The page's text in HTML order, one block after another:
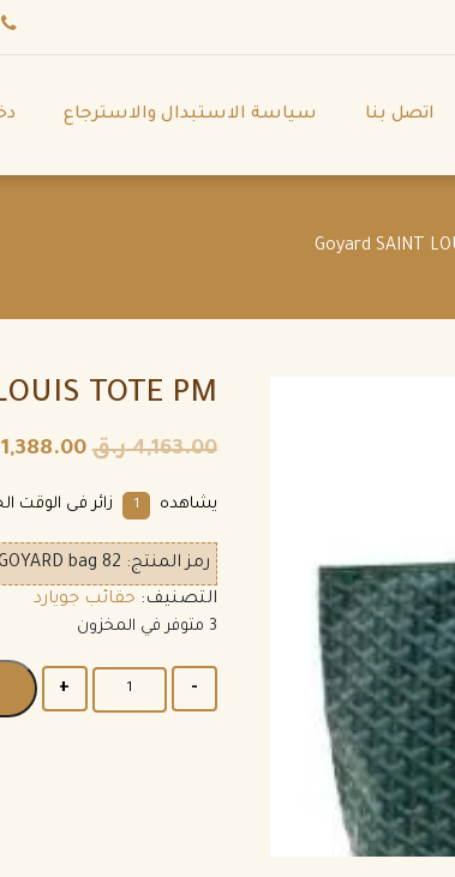
اتصل بنا سياسة الاستبدال والاسترجاع
TOTE PM
4,163.00 ر.ق 1,388.00
يشاهده 1 زائر فى الوقت
رمز المنتج: bag 82
التصنيف: حقائب جويارد
3 متوفر في المخزون